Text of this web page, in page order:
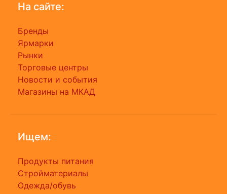
На сайте:
Бренды
Ярмарки
Рынки
Торговые центры
Новости и события
Магазины на МКАД
Ищем:
Продукты питания
Стройматериалы
Одежда/обувь